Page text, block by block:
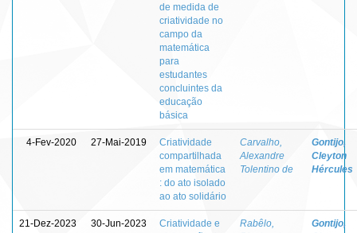
de medida de
criatividade no
campo da
matemática
para
estudantes
concluintes da
educação
básica
4-Fev-2020 27-Mai-2019
Criatividade
compartilhada
em matemática
: do ato isolado
ao ato solidário
Carvalho,
Alexandre
Tolentino de
Gontijo,
Cleyton
Hércules
21-Dez-2023 30-Jun-2023
Criatividade e
Rabêlo,
Gontijo,